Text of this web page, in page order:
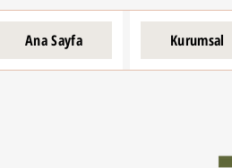
Ana Sayfa Kurumsal